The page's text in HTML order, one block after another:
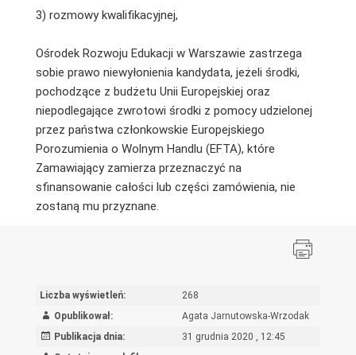
3) rozmowy kwalifikacyjnej,
Ośrodek Rozwoju Edukacji w Warszawie zastrzega
sobie prawo niewyłonienia kandydata, jeżeli środki,
pochodzące z budżetu Unii Europejskiej oraz
niepodlegające zwrotowi środki z pomocy udzielonej
przez państwa członkowskie Europejskiego
Porozumienia o Wolnym Handlu (EFTA), które
Zamawiający zamierza przeznaczyć na
sfinansowanie całości lub części zamówienia, nie
zostaną mu przyznane.
Liczba wyświetleń:
268
Opublikował:
Agata Jarnutowska-Wrzodak
Publikacja dnia:
31 grudnia 2020 , 12:45